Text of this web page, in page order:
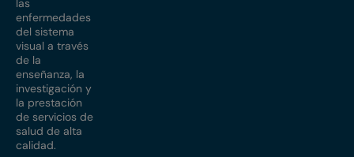
las
enfermedades
del sistema
visual a través
de la
enseñanza, la
investigación y
la prestación
de servicios de
salud de alta
calidad.